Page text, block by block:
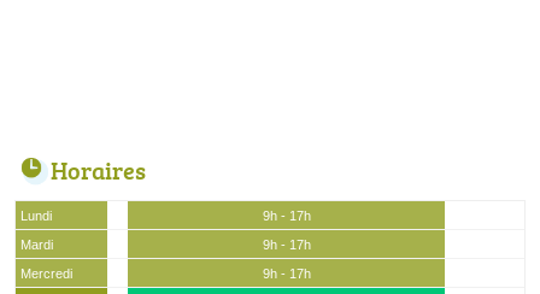
Horaires
Lundi
9h - 17h
Mardi
9h - 17h
Mercredi
9h - 17h